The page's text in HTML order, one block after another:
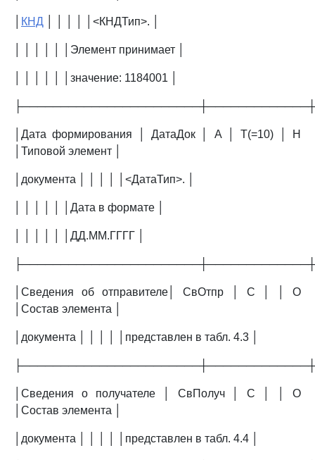
КНД │ │ │ │ │<КНДТип>. │
│ │ │ │ │ │Элемент принимает │
│ │ │ │ │ │значение: 1184001 │
│Дата формирования │ ДатаДок │ А │ T(=10) │ Н
│Типовой элемент │
│документа │ │ │ │ │<ДатаТип>. │
│ │ │ │ │ │Дата в формате │
│ │ │ │ │ │ДД.ММ.ГГГГ │
│Сведения об отправителе│ СвОтпр │ С │ │ О
│Состав элемента │
│документа │ │ │ │ │представлен в табл. 4.3 │
│Сведения о получателе │ СвПолуч │ С │ │ О
│Состав элемента │
│документа │ │ │ │ │представлен в табл. 4.4 │